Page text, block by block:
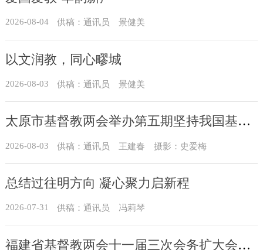
2026-08-04 供稿：通讯员 景健美
以文润教，同心疁城
2026-08-03 供稿：通讯员 景健美
太原市基督教两会举办第五期坚持我国基督教中国化方向实践能力专题培训
2026-08-03 供稿：通讯员 王建春 摄影：史爱梅
总结过往明方向 凝心聚力启新程
2026-07-31 供稿：通讯员 冯莉琴
福建省基督教两会十一届三次会务扩大会议在榕召开